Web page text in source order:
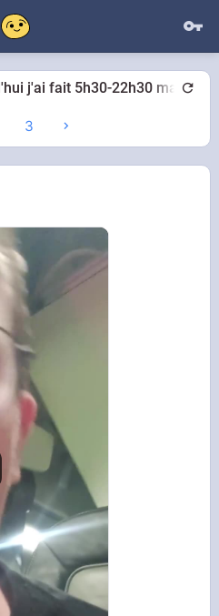
j'ai fait 5h30-22h30 mais
3